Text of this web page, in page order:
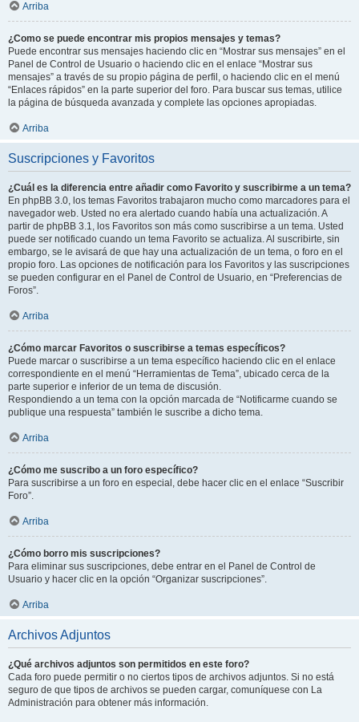
Arriba
¿Como se puede encontrar mis propios mensajes y temas?
Puede encontrar sus mensajes haciendo clic en “Mostrar sus mensajes” en el
Panel de Control de Usuario o haciendo clic en el enlace “Mostrar sus
mensajes” a través de su propio página de perfil, o haciendo clic en el menú
“Enlaces rápidos” en la parte superior del foro. Para buscar sus temas, utilice
la página de búsqueda avanzada y complete las opciones apropiadas.
Arriba
Suscripciones y Favoritos
¿Cuál es la diferencia entre añadir como Favorito y suscribirme a un tema?
En phpBB 3.0, los temas Favoritos trabajaron mucho como marcadores para el
navegador web. Usted no era alertado cuando había una actualización. A
partir de phpBB 3.1, los Favoritos son más como suscribirse a un tema. Usted
puede ser notificado cuando un tema Favorito se actualiza. Al suscribirte, sin
embargo, se le avisará de que hay una actualización de un tema, o foro en el
propio foro. Las opciones de notificación para los Favoritos y las suscripciones
se pueden configurar en el Panel de Control de Usuario, en “Preferencias de
Foros”.
Arriba
¿Cómo marcar Favoritos o suscribirse a temas específicos?
Puede marcar o suscribirse a un tema específico haciendo clic en el enlace
correspondiente en el menú “Herramientas de Tema”, ubicado cerca de la
parte superior e inferior de un tema de discusión.
Respondiendo a un tema con la opción marcada de “Notificarme cuando se
publique una respuesta” también le suscribe a dicho tema.
Arriba
¿Cómo me suscribo a un foro específico?
Para suscribirse a un foro en especial, debe hacer clic en el enlace “Suscribir
Foro”.
Arriba
¿Cómo borro mis suscripciones?
Para eliminar sus suscripciones, debe entrar en el Panel de Control de
Usuario y hacer clic en la opción “Organizar suscripciones”.
Arriba
Archivos Adjuntos
¿Qué archivos adjuntos son permitidos en este foro?
Cada foro puede permitir o no ciertos tipos de archivos adjuntos. Si no está
seguro de que tipos de archivos se pueden cargar, comuníquese con La
Administración para obtener más información.